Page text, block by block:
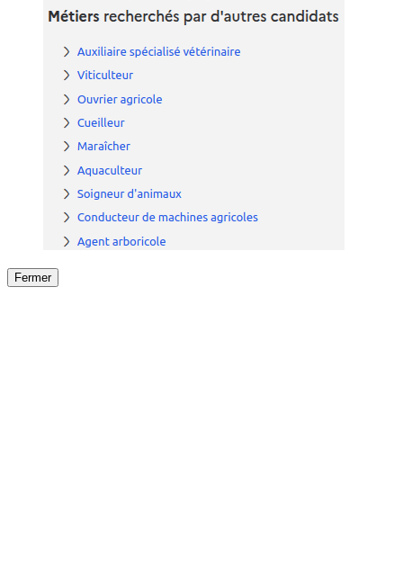
Fermer